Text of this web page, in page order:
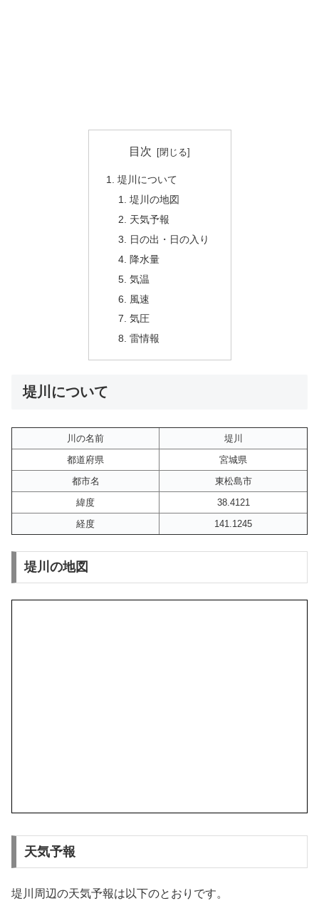
目次
堤川について
堤川の地図
天気予報
日の出・日の入り
降水量
気温
風速
気圧
雷情報
堤川について
川の名前
堤川
都道府県
宮城県
都市名
東松島市
緯度
38.4121
経度
141.1245
堤川の地図
天気予報
堤川周辺の天気予報は以下のとおりです。